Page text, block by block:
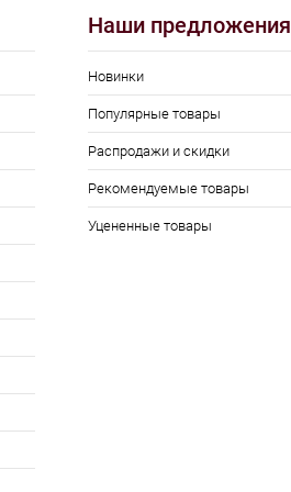
Наши предложения
Новинки
Популярные товары
Распродажи и скидки
Рекомендуемые товары
Уцененные товары